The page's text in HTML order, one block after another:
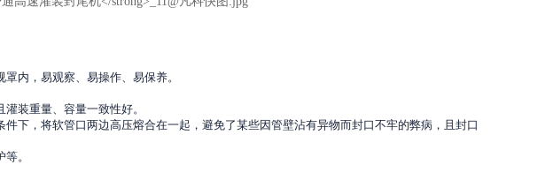
内，易观察、易操作、易保养。
装重量、容量一致性好。
下，将软管口两边高压熔合在一起，避免了某些因管壁沾有异物而封口不牢的弊病，且封口
。